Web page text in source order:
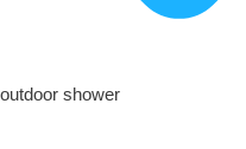
outdoor shower